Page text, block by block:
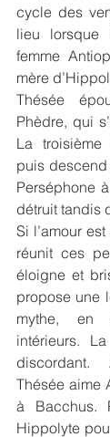
cycle des
lieu lorsque
femme
mère
Thésée
Phèdre, qui
La troisième
puis
Perséphone
détruit tandis
Si l’amour
réunit ces
éloigne et
propose une
mythe, en
intérieurs.
discordant.
Thésée aime
à Bacchus.
Hippolyte